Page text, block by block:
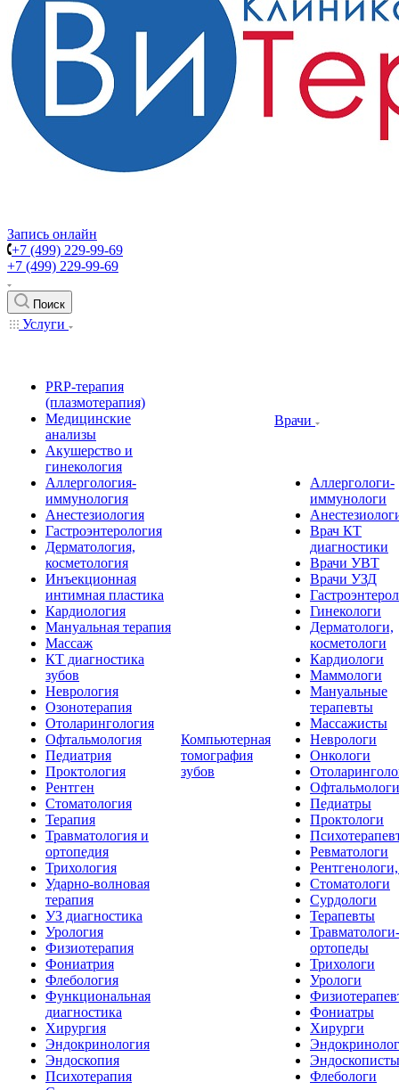
Запись онлайн
+7 (499) 229-99-69
+7 (499) 229-99-69
Поиск
Услуги
PRP-терапия
(плазмотерапия)
Медицинские
анализы
Акушерство и
гинекология
Аллергология-
иммунология
Анестезиология
Гастроэнтерология
Дерматология,
косметология
Инъекционная
интимная пластика
Кардиология
Мануальная терапия
Массаж
КТ диагностика
зубов
Неврология
Озонотерапия
Отоларингология
Офтальмология
Педиатрия
Проктология
Рентген
Стоматология
Терапия
Травматология и
ортопедия
Трихология
Ударно-волновая
терапия
УЗ диагностика
Урология
Физиотерапия
Фониатрия
Флебология
Функциональная
диагностика
Хирургия
Эндокринология
Эндоскопия
Психотерапия
Компьютерная
томография
зубов
Врачи
Аллергологи-
иммунологи
Врач КТ
диагностики
Врачи УВТ
Врачи УЗД
Гинекологи
Дерматологи,
косметологи
Кардиологи
Маммологи
Мануальные
терапевты
Массажисты
Неврологи
Онкологи
Офтальмологи
Педиатры
Проктологи
Ревматологи
Стоматологи
Сурдологи
Терапевты
Травматологи-
ортопеды
Трихологи
Урологи
Фониатры
Хирурги
Эндоскописты
Флебологи